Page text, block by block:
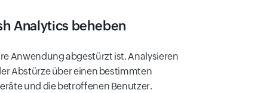
Analytics beheben
Anwendung abgestürzt ist. Analysieren
Abstürze über einen bestimmten
und die betroffenen Benutzer.